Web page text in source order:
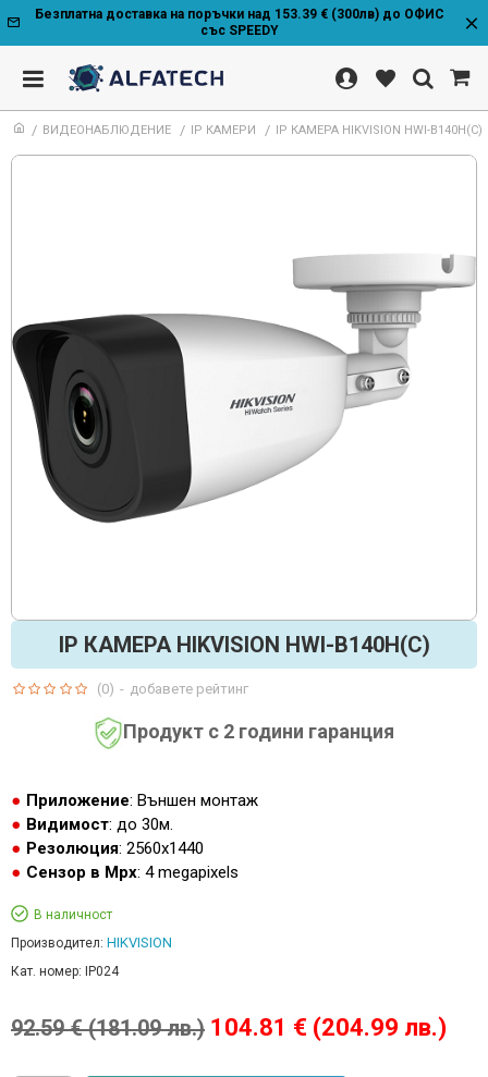
Безплатна доставка на поръчки над 153.39 € (300лв) до ОФИС
със SPEEDY
ВИДЕОНАБЛЮДЕНИЕ IP КАМЕРИ IP КАМЕРА HIKVISION HWI-B140H(C)
IP КАМЕРА HIKVISION HWI-B140H(C)
Продукт с 2 години гаранция
Приложение: Външен монтаж
Видимост: до 30м.
Резолюция: 2560x1440
Сензор в Mpx: 4 megapixels
В наличност
Производител: HIKVISION
Кат. номер: IP024
(0) - добавете рейтинг
104.81 € (204.99 лв.)
92.59 € (181.09 лв.)